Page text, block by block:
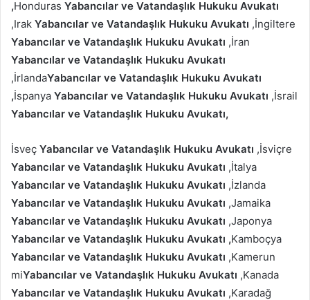
,Honduras Yabancılar ve Vatandaşlık Hukuku Avukatı
,Irak Yabancılar ve Vatandaşlık Hukuku Avukatı ,İngiltere
Yabancılar ve Vatandaşlık Hukuku Avukatı ,İran
Yabancılar ve Vatandaşlık Hukuku Avukatı
,İrlandaYabancılar ve Vatandaşlık Hukuku Avukatı
,İspanya Yabancılar ve Vatandaşlık Hukuku Avukatı ,İsrail
Yabancılar ve Vatandaşlık Hukuku Avukatı,
İsveç Yabancılar ve Vatandaşlık Hukuku Avukatı ,İsviçre
Yabancılar ve Vatandaşlık Hukuku Avukatı ,İtalya
Yabancılar ve Vatandaşlık Hukuku Avukatı ,İzlanda
Yabancılar ve Vatandaşlık Hukuku Avukatı ,Jamaika
Yabancılar ve Vatandaşlık Hukuku Avukatı ,Japonya
Yabancılar ve Vatandaşlık Hukuku Avukatı ,Kamboçya
Yabancılar ve Vatandaşlık Hukuku Avukatı ,Kamerun
miYabancılar ve Vatandaşlık Hukuku Avukatı ,Kanada
Yabancılar ve Vatandaşlık Hukuku Avukatı ,Karadağ